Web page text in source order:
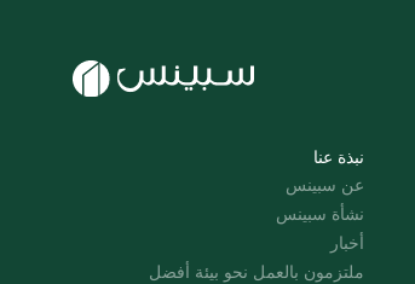
نبذة عنا
عن سبينس
نشأة سبينس
أخبار
ملتزمون بالعمل نحو بيئة أفضل